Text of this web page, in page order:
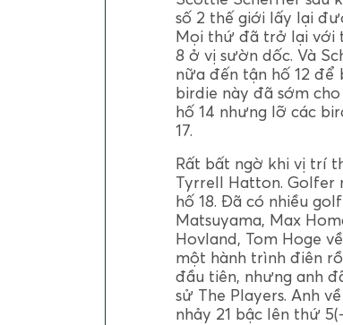
số 2 thế giới lấy lại
Mọi thứ đã trở lại với
8 ở vị sườn dốc. Và
nữa đến tận hố 12 để
birdie này đã sớm
hố 14 nhưng lỡ các
17.
Rất bất ngờ khi vị trí
Tyrrell Hatton. Golfer
hố 18. Đã có nhiều
Matsuyama, Max
Hovland, Tom Hoge
một hành trình điên
đầu tiên, nhưng anh
sử The Players. Anh
nhảy 21 bậc lên thứ